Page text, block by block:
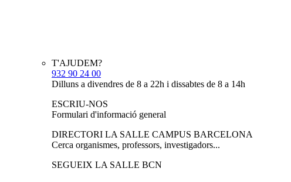
T'AJUDEM?
932 90 24 00
Dilluns a divendres de 8 a 22h i dissabtes de 8 a 14h
ESCRIU-NOS
Formulari d'informació general
DIRECTORI LA SALLE CAMPUS BARCELONA
Cerca organismes, professors, investigadors...
SEGUEIX LA SALLE BCN